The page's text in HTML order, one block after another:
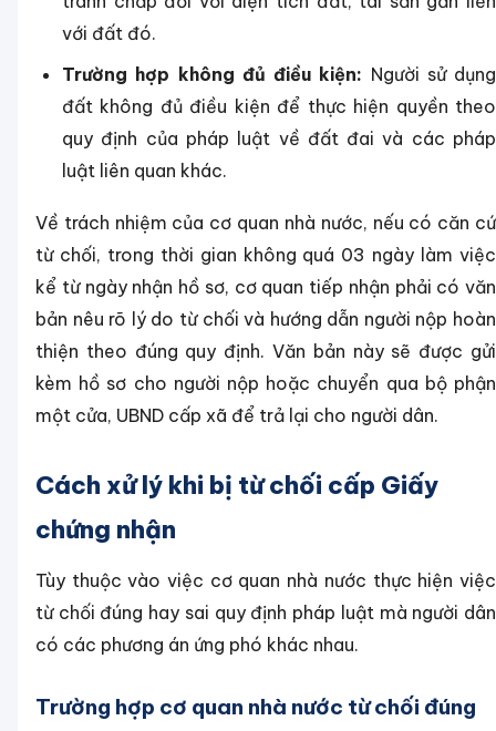
với đất đó.
Trường hợp không đủ điều kiện: Người sử dụng
đất không đủ điều kiện để thực hiện quyền theo
quy định của pháp luật về đất đai và các pháp
luật liên quan khác.
Về trách nhiệm của cơ quan nhà nước, nếu có căn cứ
từ chối, trong thời gian không quá 03 ngày làm việc
kể từ ngày nhận hồ sơ, cơ quan tiếp nhận phải có văn
bản nêu rõ lý do từ chối và hướng dẫn người nộp hoàn
thiện theo đúng quy định. Văn bản này sẽ được gửi
kèm hồ sơ cho người nộp hoặc chuyển qua bộ phận
một cửa, UBND cấp xã để trả lại cho người dân.
Cách xử lý khi bị từ chối cấp Giấy
chứng nhận
Tùy thuộc vào việc cơ quan nhà nước thực hiện việc
từ chối đúng hay sai quy định pháp luật mà người dân
có các phương án ứng phó khác nhau.
Trường hợp cơ quan nhà nước từ chối đúng